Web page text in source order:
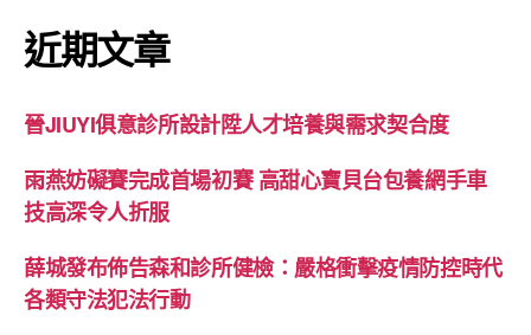
近期文章
晉JIUYI俱意診所設計陞人才培養與需求契合度
雨燕妨礙賽完成首場初賽 高甜心寶貝台包養網手車
技高深令人折服
薛城發布佈告森和診所健檢：嚴格衝擊疫情防控時代
各類守法犯法行動